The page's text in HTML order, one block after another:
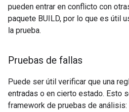
pueden entrar en conflicto con
paquete BUILD, por lo que es útil
la prueba.
Pruebas de fallas
Puede ser útil verificar que una
entradas o en cierto estado. Esto
framework de pruebas de análisis: